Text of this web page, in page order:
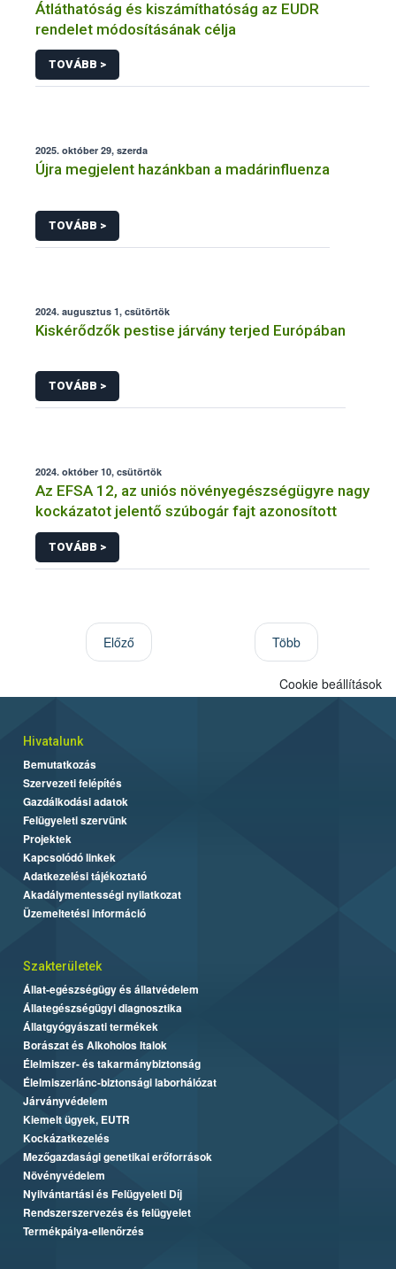
Átláthatóság és kiszámíthatóság az EUDR
rendelet módosításának célja
TOVÁBB >
2025. október 29, szerda
Újra megjelent hazánkban a madárinfluenza
TOVÁBB >
2024. augusztus 1, csütörtök
Kiskérődzők pestise járvány terjed Európában
TOVÁBB >
2024. október 10, csütörtök
Az EFSA 12, az uniós növényegészségügyre nagy
kockázatot jelentő szúbogár fajt azonosított
TOVÁBB >
Előző Több
Cookie beállítások
Hivatalunk
Bemutatkozás
Szervezeti felépítés
Gazdálkodási adatok
Felügyeleti szervünk
Projektek
Kapcsolódó linkek
Adatkezelési tájékoztató
Akadálymentességi nyilatkozat
Üzemeltetési információ
Szakterületek
Állat-egészségügy és állatvédelem
Állategészségügyi diagnosztika
Állatgyógyászati termékek
Borászat és Alkoholos Italok
Élelmiszer- és takarmánybiztonság
Élelmiszerlánc-biztonsági laborhálózat
Járványvédelem
Kiemelt ügyek, EUTR
Kockázatkezelés
Mezőgazdasági genetikai erőforrások
Növényvédelem
Nyilvántartási és Felügyeleti Díj
Rendszerszervezés és felügyelet
Termékpálya-ellenőrzés